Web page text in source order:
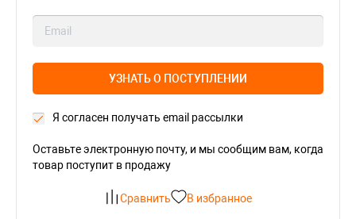
УЗНАТЬ О ПОСТУПЛЕНИИ
Я согласен получать email рассылки
Оставьте электронную почту, и мы сообщим вам, когда
товар поступит в продажу
Сравнить В избранное